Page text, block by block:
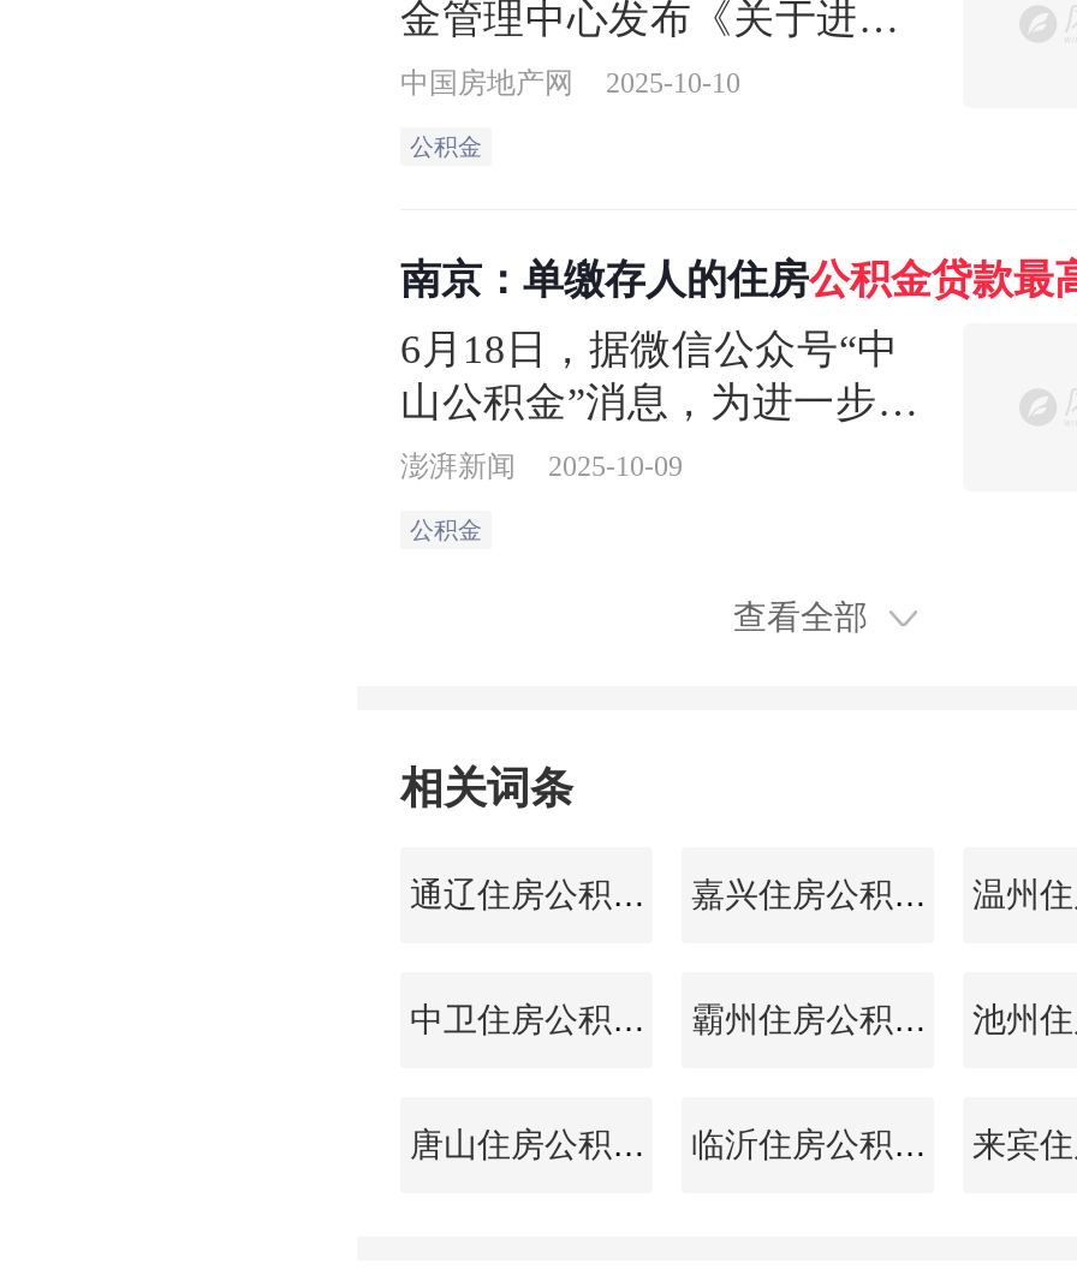
金管理中心发布《关于进一
步优化调整住房公积金使用
政策的通知》提出，加大购
认定的改善型住宅（含第四
代住宅），个人住房公积金
贷款最高额度上浮30%
中国房地产网 2025-10-10
公积金
南京：单缴存人的住房公积金贷款最
提高至80万元/人
6月18日，据微信公众号“中
山公积金”消息，为进一步落
实“租购并举”住房制度，充分
发挥住房公积金的住房保障
房需求，中山市发布《关于
2024年6月19日起实施
澎湃新闻 2025-10-09
公积金
查看全部
相关词条
通辽住房公积金查询 嘉兴住房公积金查询
中卫住房公积金查询 霸州住房公积金查询
唐山住房公积金查询 临沂住房公积金查询